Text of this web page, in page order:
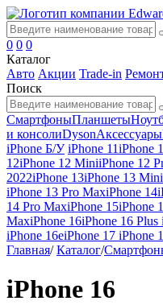
0 0 0
Каталог
Авто Акции Trade-in
Поиск
СмартфоныПланшеты
и консолиDysonАксессуары
iPhone Б/У iPhone 11iPhone
12iPhone 12 MiniiPhone 12
2022iPhone 13iPhone 13 Mini
iPhone 13 Pro MaxiPhone 14
14 Pro MaxiPhone 15iPhone
MaxiPhone 16iPhone 16 Plus
iPhone 16eiPhone 17 iPhone
Главная/ Каталог/
iPhone 16